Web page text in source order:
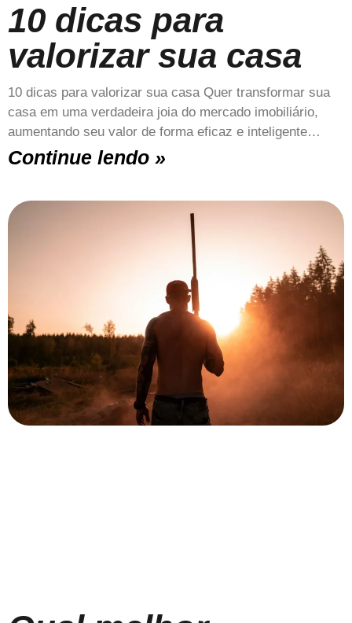
10 dicas para
valorizar sua casa
10 dicas para valorizar sua casa Quer transformar sua
casa em uma verdadeira joia do mercado imobiliário,
aumentando seu valor de forma eficaz e inteligente…
Continue lendo »